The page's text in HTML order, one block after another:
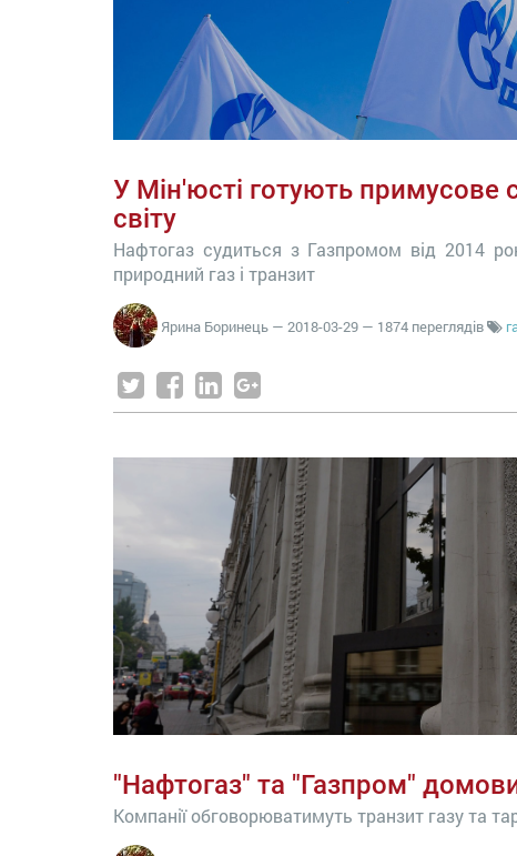
У Мін'юсті готують примусове
світу
Нафтогаз судиться з Газпромом від 2014
природний газ і транзит
Ярина Боринець — 2018-03-29 — 1874 переглядів
"Нафтогаз" та "Газпром"
Компанії обговорюватимуть транзит газу та